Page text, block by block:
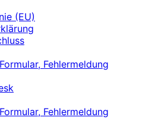
(EU)
Fehlermeldung
Fehlermeldung